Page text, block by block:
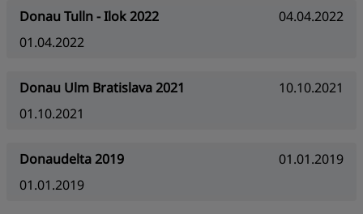
Donau Tulln - Ilok 2022
04.04.2022
01.04.2022
Donau Ulm Bratislava 2021
10.10.2021
01.10.2021
Donaudelta 2019
01.01.2019
01.01.2019